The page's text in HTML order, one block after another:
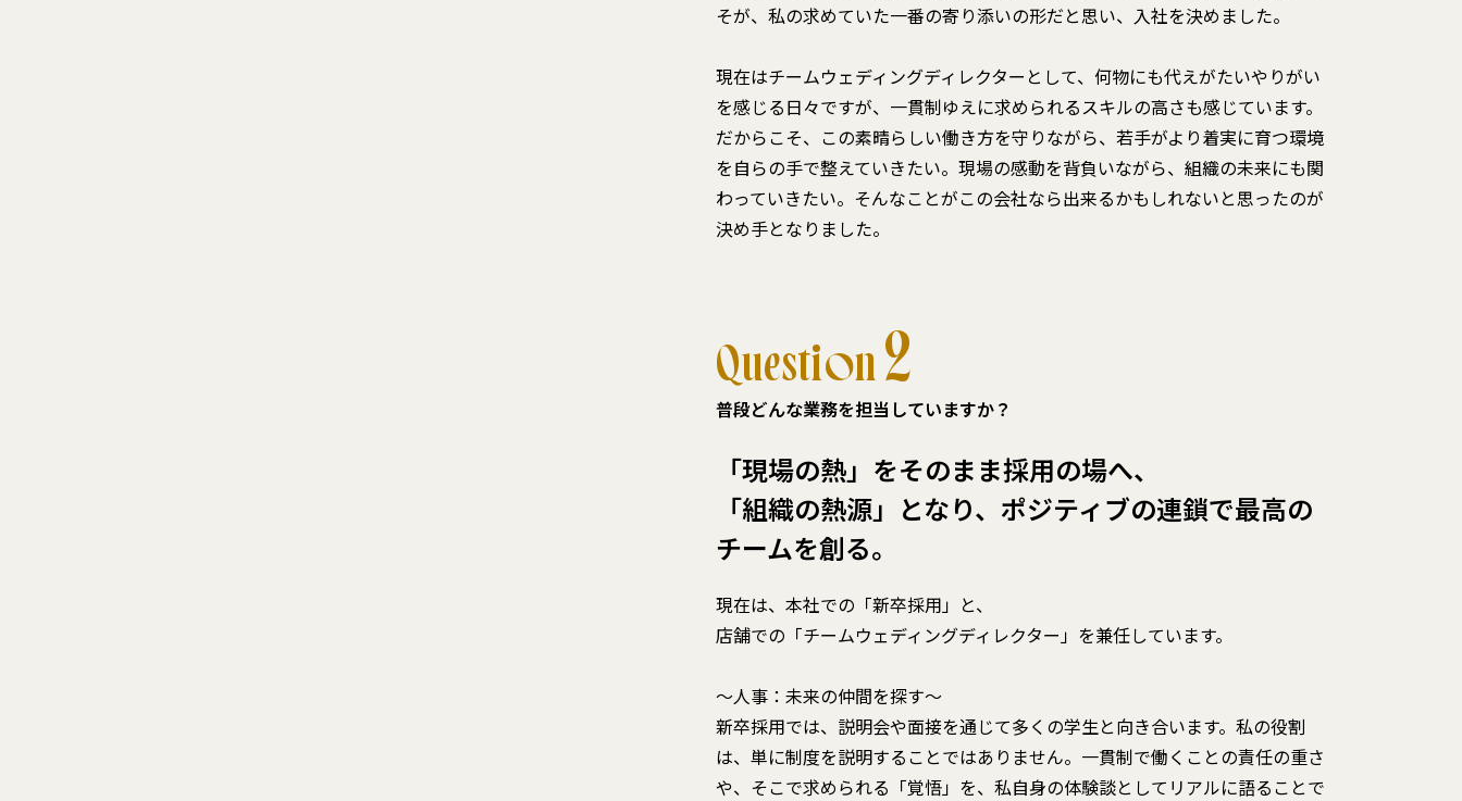
そが、私の求めていた一番の寄り添いの形だと思い、入社を決めました。
現在はチームウェディングディレクターとして、何物にも代えがたいやりがい
を感じる日々ですが、一貫制ゆえに求められるスキルの高さも感じています。
だからこそ、この素晴らしい働き方を守りながら、若手がより着実に育つ環境
を自らの手で整えていきたい。現場の感動を背負いながら、組織の未来にも関
わっていきたい。そんなことがこの会社なら出来るかもしれないと思ったのが
決め手となりました。
Question2
普段どんな業務を担当していますか？
「現場の熱」をそのまま採用の場へ、
「組織の熱源」となり、ポジティブの連鎖で最高の
チームを創る。
現在は、本社での「新卒採用」と、
店舗での「チームウェディングディレクター」を兼任しています。
～人事：未来の仲間を探す～
新卒採用では、説明会や面接を通じて多くの学生と向き合います。私の役割
は、単に制度を説明することではありません。一貫制で働くことの責任の重さ
や、そこで求められる「覚悟」を、私自身の体験談としてリアルに語ることで